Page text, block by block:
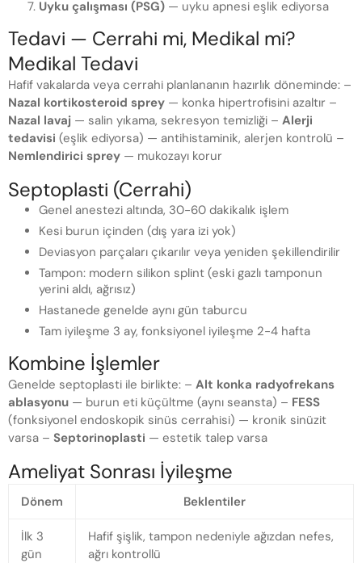
Uyku çalışması (PSG)— uyku apnesi eşlik ediyorsa
Tedavi — Cerrahi mi, Medikal mi?
Medikal Tedavi
Hafif vakalarda veya cerrahi planlananın hazırlık döneminde: –
Nazal kortikosteroid sprey — konka hipertrofisini azaltır –
Nazal lavaj — salin yıkama, sekresyon temizliği – Alerji
tedavisi (eşlik ediyorsa) — antihistaminik, alerjen kontrolü –
Nemlendirici sprey — mukozayı korur
Septoplasti (Cerrahi)
Genel anestezi altında, 30-60 dakikalık işlem
Kesi burun içinden (dış yara izi yok)
Deviasyon parçaları çıkarılır veya yeniden şekillendirilir
Tampon: modern silikon splint (eski gazlı tamponun
yerini aldı, ağrısız)
Hastanede genelde aynı gün taburcu
Tam iyileşme 3 ay, fonksiyonel iyileşme 2-4 hafta
Kombine İşlemler
Genelde septoplasti ile birlikte: – Alt konka radyofrekans
ablasyonu — burun eti küçültme (aynı seansta) – FESS
(fonksiyonel endoskopik sinüs cerrahisi) — kronik sinüzit
varsa – Septorinoplasti — estetik talep varsa
Ameliyat Sonrası İyileşme
Dönem Beklentiler
İlk 3
gün
Hafif şişlik, tampon nedeniyle ağızdan nefes,
ağrı kontrollü